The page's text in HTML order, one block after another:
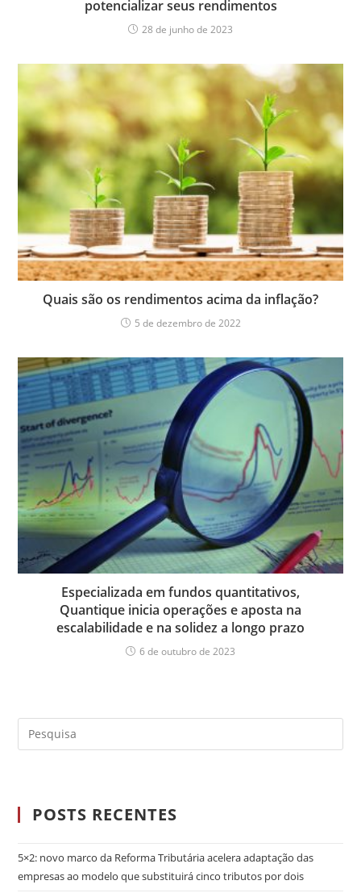
potencializar seus rendimentos
28 de junho de 2023
Quais são os rendimentos acima da inflação?
5 de dezembro de 2022
Especializada em fundos quantitativos,
Quantique inicia operações e aposta na
escalabilidade e na solidez a longo prazo
6 de outubro de 2023
POSTS RECENTES
5×2: novo marco da Reforma Tributária acelera adaptação das
empresas ao modelo que substituirá cinco tributos por dois